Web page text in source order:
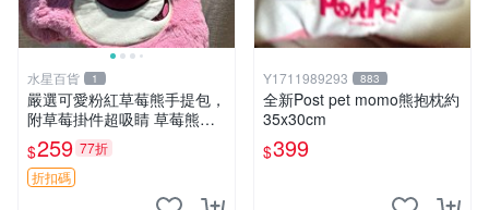
水星百貨 1
嚴選可愛粉紅草莓熊手提包，
附草莓掛件超吸睛 草莓熊手
提包 草莓掛件 可愛portunes
e
$259 77折
折扣碼
Y1711989293 883
全新Post pet momo熊抱枕約
35x30cm
$399